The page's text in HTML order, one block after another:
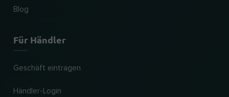
Blog
Für Händler
Geschäft eintragen
Händler-Login